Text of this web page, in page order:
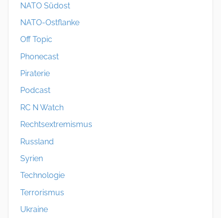
NATO Südost
NATO-Ostflanke
Off Topic
Phonecast
Piraterie
Podcast
RC N Watch
Rechtsextremismus
Russland
Syrien
Technologie
Terrorismus
Ukraine